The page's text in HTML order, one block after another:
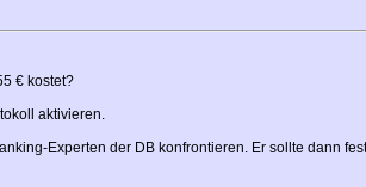
€ kostet?
aktivieren.
Experten der DB konfrontieren. Er sollte dann